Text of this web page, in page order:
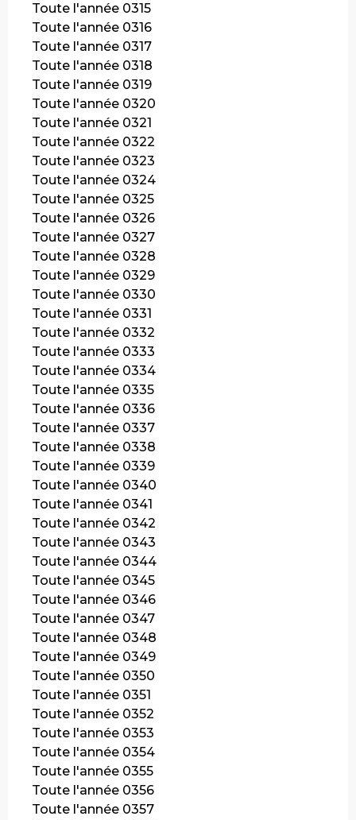
Toute l'année 0315
Toute l'année 0316
Toute l'année 0317
Toute l'année 0318
Toute l'année 0319
Toute l'année 0320
Toute l'année 0321
Toute l'année 0322
Toute l'année 0323
Toute l'année 0324
Toute l'année 0325
Toute l'année 0326
Toute l'année 0327
Toute l'année 0328
Toute l'année 0329
Toute l'année 0330
Toute l'année 0331
Toute l'année 0332
Toute l'année 0333
Toute l'année 0334
Toute l'année 0335
Toute l'année 0336
Toute l'année 0337
Toute l'année 0338
Toute l'année 0339
Toute l'année 0340
Toute l'année 0341
Toute l'année 0342
Toute l'année 0343
Toute l'année 0344
Toute l'année 0345
Toute l'année 0346
Toute l'année 0347
Toute l'année 0348
Toute l'année 0349
Toute l'année 0350
Toute l'année 0351
Toute l'année 0352
Toute l'année 0353
Toute l'année 0354
Toute l'année 0355
Toute l'année 0356
Toute l'année 0357